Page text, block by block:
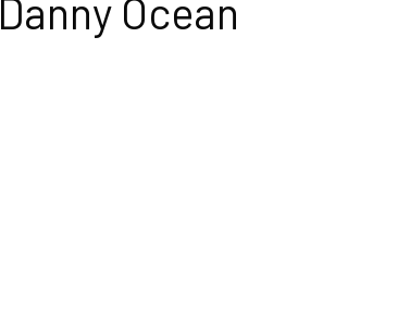
Danny Ocean